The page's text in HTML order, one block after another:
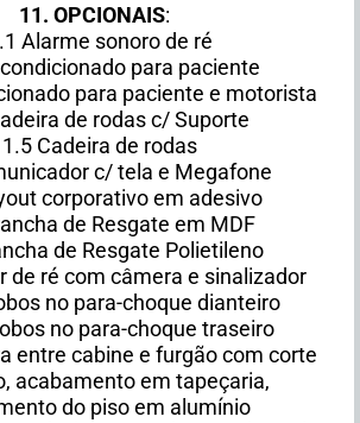
11. OPCIONAIS:
Alarme sonoro de ré
para paciente
para paciente e motorista
de rodas c/ Suporte
Cadeira de rodas
c/ tela e Megafone
corporativo em adesivo
de Resgate em MDF
de Resgate Polietileno
de ré com câmera e sinalizador
no para-choque dianteiro
no para-choque traseiro
entre cabine e furgão com corte
acabamento em tapeçaria,
do piso em alumínio